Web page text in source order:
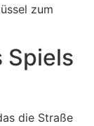
zum
Spiels
die Straße